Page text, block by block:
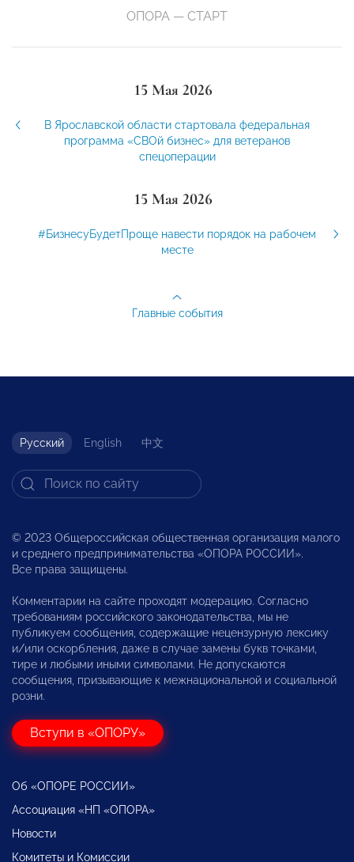
ОПОРА — СТАРТ
15 Мая 2026
В Ярославской области стартовала федеральная
программа «СВОй бизнес» для ветеранов
спецоперации
15 Мая 2026
#БизнесуБудетПроще навести порядок на рабочем
месте
Главные события
Русский English 中文
© 2023 Общероссийская общественная организация малого
и среднего предпринимательства «ОПОРА РОССИИ».
Все права защищены.
Комментарии на сайте проходят модерацию. Согласно
требованиям российского законодательства, мы не
публикуем сообщения, содержащие нецензурную лексику
и/или оскорбления, даже в случае замены букв точками,
тире и любыми иными символами. Не допускаются
сообщения, призывающие к межнациональной и социальной
розни.
Вступи в «ОПОРУ»
Об «ОПОРЕ РОССИИ»
Ассоциация «НП «ОПОРА»
Новости
Комитеты и Комиссии